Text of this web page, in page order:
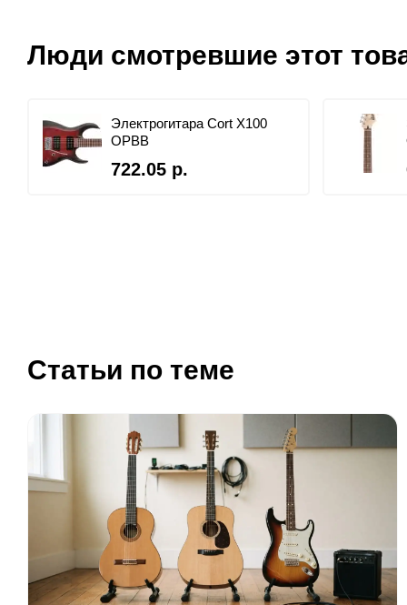
Люди смотревшие этот
Электрогитара Cort X100
OPBB
722.05 р.
Статьи по теме